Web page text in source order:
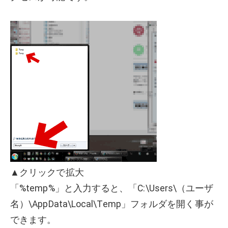
▲クリックで拡大
「%temp%」と入力すると、「C:\Users\（ユーザ
名）\AppData\Local\Temp」フォルダを開く事が
できます。